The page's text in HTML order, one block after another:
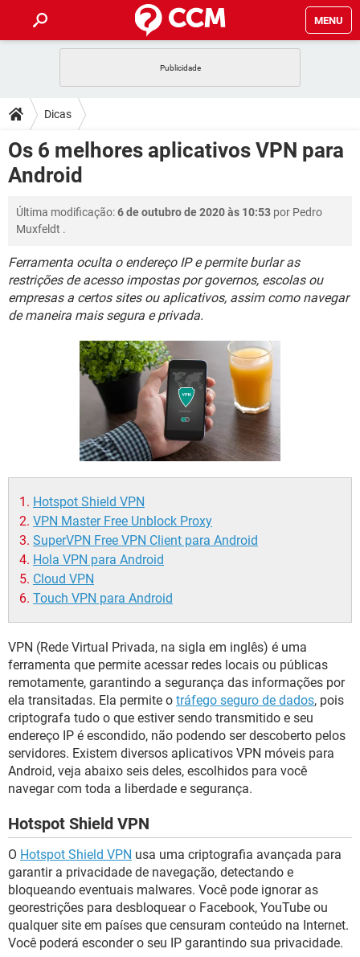
MENU
CELULAR
OUTLOOK EXCEL
INSTAGRAM
DICAS
JOGOS
CELULAR FACEBOOK
INSTAGRAM GMAIL
DOWNLOADS
JOGOS
OUTLOOK
INSTAGRAM
GUIA DE COMPRAS
FÓRUM
JOGOS WHATSAPP
OUTLOOK EXCEL
INSTAGRAM GMAIL
GUIA DE COMPRAS
GLOSSÁRIO
JOGOS WHATSAPP
CELULAR FACEBOOK
OUTLOOK EXCEL
GUIA DE COMPRAS
Dicas
Os 6 melhores aplicativos VPN para
Android
Última modificação:6 de outubro de 2020 às 10:53 por Pedro
Muxfeldt .
Ferramenta oculta o endereço IP e permite burlar as
restrições de acesso impostas por governos, escolas ou
empresas a certos sites ou aplicativos, assim como navegar
de maneira mais segura e privada.
Hotspot Shield VPN
VPN Master Free Unblock Proxy
SuperVPN Free VPN Client para Android
Hola VPN para Android
Cloud VPN
Touch VPN para Android
VPN (Rede Virtual Privada, na sigla em inglês) é uma
ferramenta que permite acessar redes locais ou públicas
remotamente, garantindo a segurança das informações por
ela transitadas. Ela permite o tráfego seguro de dados, pois
criptografa tudo o que estiver sendo transmitido e seu
endereço IP é escondido, não podendo ser descoberto pelos
servidores. Existem diversos aplicativos VPN móveis para
Android, veja abaixo seis deles, escolhidos para você
navegar com toda a liberdade e segurança.
Hotspot Shield VPN
O Hotspot Shield VPN usa uma criptografia avançada para
garantir a privacidade de navegação, detectando e
bloqueando eventuais malwares. Você pode ignorar as
georestrições para desbloquear o Facebook, YouTube ou
qualquer site em países que censuram conteúdo na Internet.
Você poderá esconder o seu IP garantindo sua privacidade.